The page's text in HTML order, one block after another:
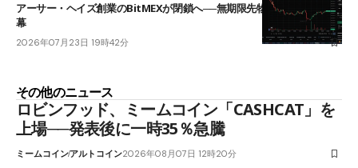
アーサー・ヘイズ創業のBitMEXが閉鎖へ──無期限先物を生んだ11年に
幕
2026年07月23日 19時42分
その他のニュース
ロビンフッド、ミームコイン「CASHCAT」を
上場──発表後に一時35％急騰
ミームコインアルトコイン2026年08月07日 12時20分